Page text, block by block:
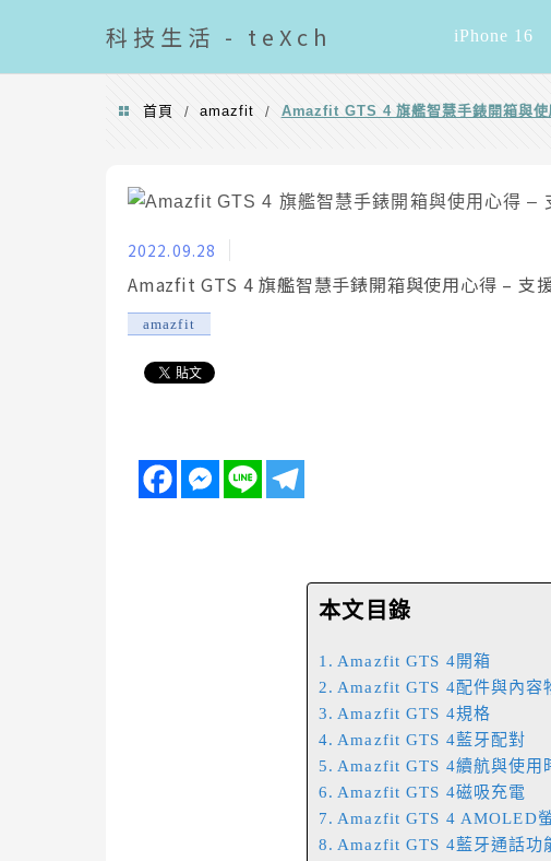
科技 生活 - teXch iPhone 16
首頁 / amazfit / Amazfit GTS 4 旗艦智慧手錶開箱與
2022.09.28
Amazfit GTS 4 旗艦智慧手錶開箱與使用心得 – 支
amazfit
本文目錄
Amazfit GTS 4開箱
Amazfit GTS 4配件與內容
Amazfit GTS 4規格
Amazfit GTS 4藍牙配對
Amazfit GTS 4續航與使用
Amazfit GTS 4磁吸充電
Amazfit GTS 4 AMOLED
Amazfit GTS 4藍牙通話功